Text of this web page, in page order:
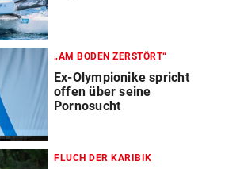
„AM BODEN ZERSTÖRT“
Ex-Olympionike spricht
offen über seine
Pornosucht
FLUCH DER KARIBIK